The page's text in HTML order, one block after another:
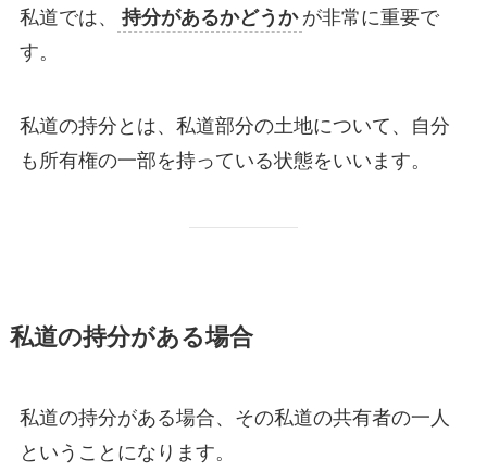
私道では、 持分があるかどうか が非常に重要で
す。
私道の持分とは、私道部分の土地について、自分
も所有権の一部を持っている状態をいいます。
私道の持分がある場合
私道の持分がある場合、その私道の共有者の一人
ということになります。